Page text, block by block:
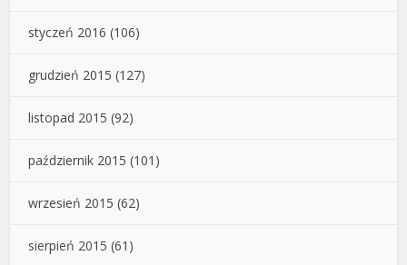
styczeń 2016 (106)
grudzień 2015 (127)
listopad 2015 (92)
październik 2015 (101)
wrzesień 2015 (62)
sierpień 2015 (61)